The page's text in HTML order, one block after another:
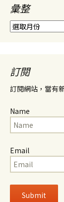
彙整
彙
整
訂閱
訂閱網站，當有
Name
Email